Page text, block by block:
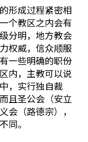
形成过程紧密相
个教区之内会有
分明，地方教会
权威，信众顺服
一些明确的职份
内，主教可以说
，实行独自裁
且圣公会（安立
会（路德宗），
同。